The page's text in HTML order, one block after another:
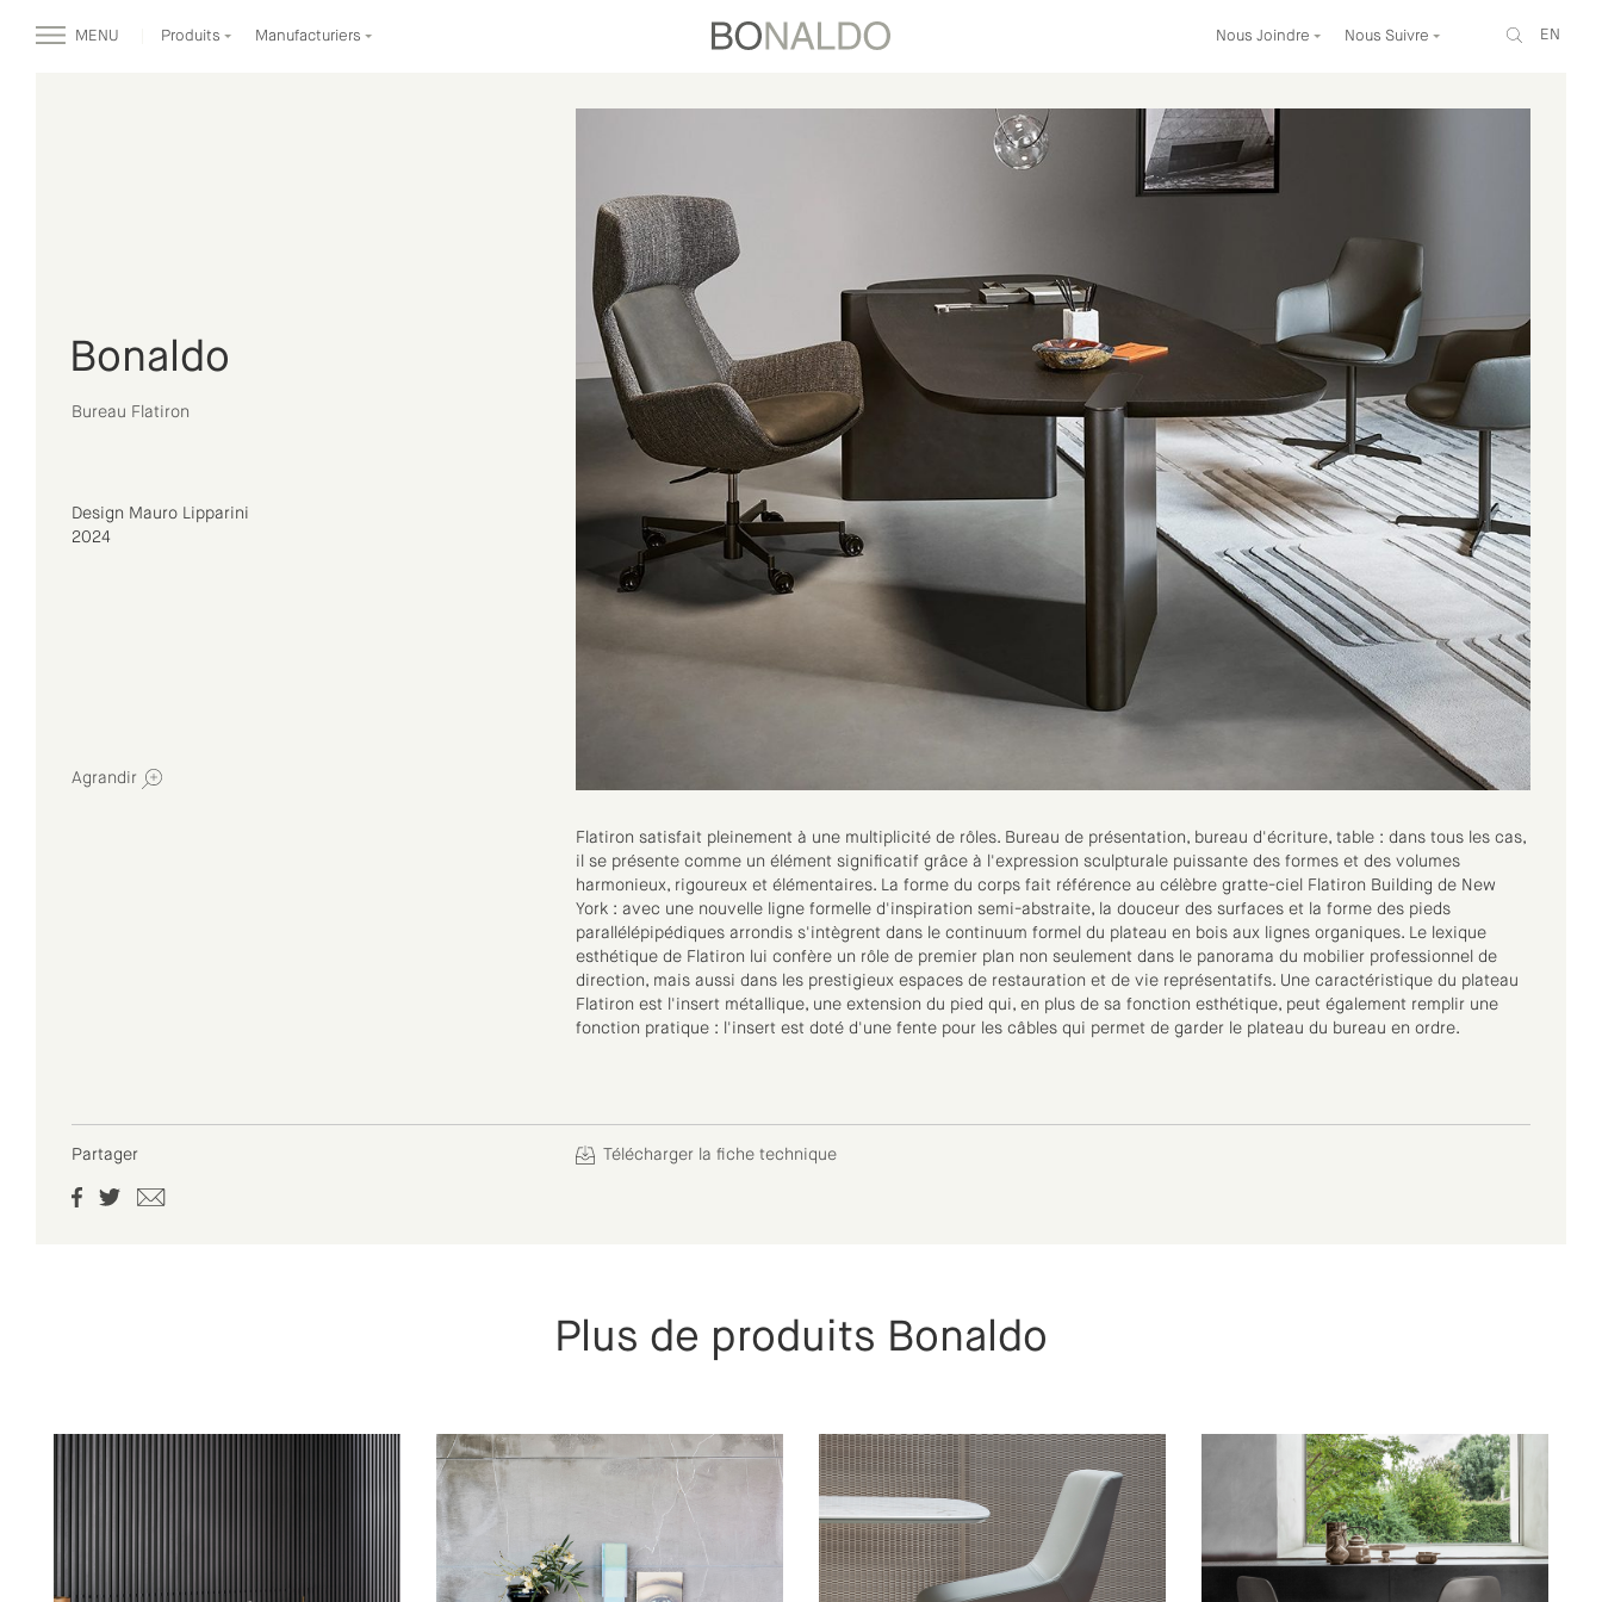
MENU Produits Manufacturiers Nous Joindre Nous Suivre EN
Agrandir
Bonaldo
Bureau Flatiron
Design Mauro Lipparini
2024
Flatiron satisfait pleinement à une multiplicité de rôles. Bureau de présentation, bureau d'écriture, table : dans tous les cas,
il se présente comme un élément significatif grâce à l'expression sculpturale puissante des formes et des volumes
harmonieux, rigoureux et élémentaires. La forme du corps fait référence au célèbre gratte-ciel Flatiron Building de New
York : avec une nouvelle ligne formelle d'inspiration semi-abstraite, la douceur des surfaces et la forme des pieds
parallélépipédiques arrondis s'intègrent dans le continuum formel du plateau en bois aux lignes organiques. Le lexique
esthétique de Flatiron lui confère un rôle de premier plan non seulement dans le panorama du mobilier professionnel de
direction, mais aussi dans les prestigieux espaces de restauration et de vie représentatifs. Une caractéristique du plateau
Flatiron est l'insert métallique, une extension du pied qui, en plus de sa fonction esthétique, peut également remplir une
fonction pratique : l'insert est doté d'une fente pour les câbles qui permet de garder le plateau du bureau en ordre.
Partager Télécharger la fiche technique
Plus de produits Bonaldo